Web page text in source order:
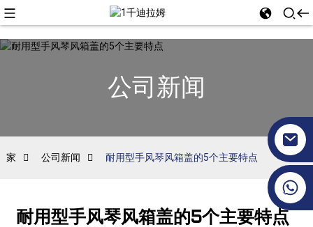
公司新闻
家 公司新闻 耐用型手风琴风箱盖的5个主要特点
耐用型手风琴风箱盖的5个主要特点